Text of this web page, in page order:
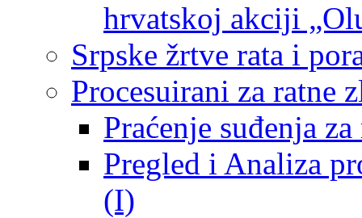
hrvatskoj akciji
Srpske žrtve rata i
Procesuirani za ratne
Praćenje suđenja
Pregled i Analiza
(I)